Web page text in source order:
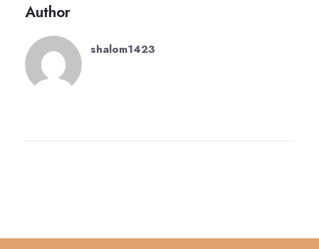
Author
shalom1423